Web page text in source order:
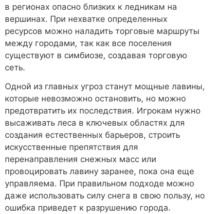
в регионах опасно близких к ледникам на
вершинах. При нехватке определенных
ресурсов можно наладить торговые маршруты
между городами, так как все поселения
существуют в симбиозе, создавая торговую
сеть.
Одной из главных угроз станут мощные лавины,
которые невозможно остановить, но можно
предотвратить их последствия. Игрокам нужно
высаживать леса в ключевых областях для
создания естественных барьеров, строить
искусственные препятствия для
перенаправления снежных масс или
провоцировать лавину заранее, пока она еще
управляема. При правильном подходе можно
даже использовать силу снега в свою пользу, но
ошибка приведет к разрушению города.